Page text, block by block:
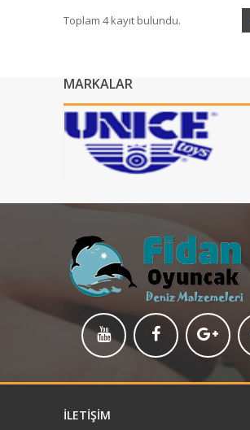
ERKEK ŞAPKALARI telegli
kod- 095 koli içi adet -12
Toplam 4 kayıt bulundu.
MARKALAR
İLETIŞIM